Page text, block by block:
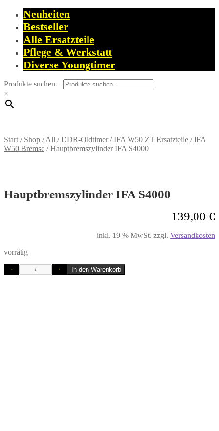
Neuheiten
Bestseller
Alle Ersatzteile
Pflege & Werkstatt
Diverse Youngtimer
Produkte suchen…
×
Start / Shop /All /DDR-Oldtimer/IFA W50 ZT Ersatzteile /IFA
W50 Bremse /Hauptbremszylinder IFA S4000
Hauptbremszylinder IFA S4000
139,00 €
inkl. 19 % MwSt. zzgl. Versandkosten
vorrätig
- + In den Warenkorb